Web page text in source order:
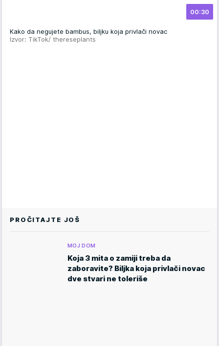
00:30
Kako da negujete bambus, biljku koja privlači novac
Izvor: TikTok/ thereseplants
PROČITAJTE JOŠ
MOJ DOM
Koja 3 mita o zamiji treba da
zaboravite? Biljka koja privlači novac
dve stvari ne toleriše